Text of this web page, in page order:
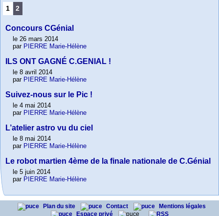
1 2
Concours CGénial
le 26 mars 2014
par PIERRE Marie-Hélène
ILS ONT GAGNÉ C.GENIAL !
le 8 avril 2014
par PIERRE Marie-Hélène
Suivez-nous sur le Pic !
le 4 mai 2014
par PIERRE Marie-Hélène
L’atelier astro vu du ciel
le 8 mai 2014
par PIERRE Marie-Hélène
Le robot martien 4ème de la finale nationale de C.Génial
le 5 juin 2014
par PIERRE Marie-Hélène
Plan du site Contact
Mentions légales
Espace privé